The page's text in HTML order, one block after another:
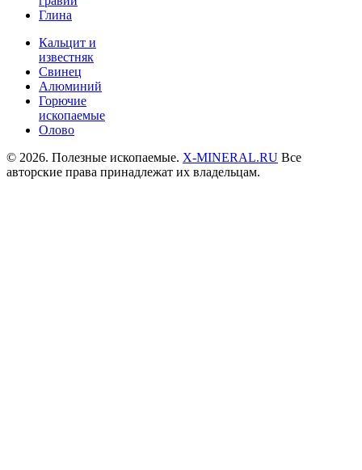
Глина
Кальцит и
известняк
Свинец
Алюминий
Горючие
ископаемые
Олово
© 2026. Полезные ископаемые. X-MINERAL.RU Все
авторские права принадлежат их владельцам.